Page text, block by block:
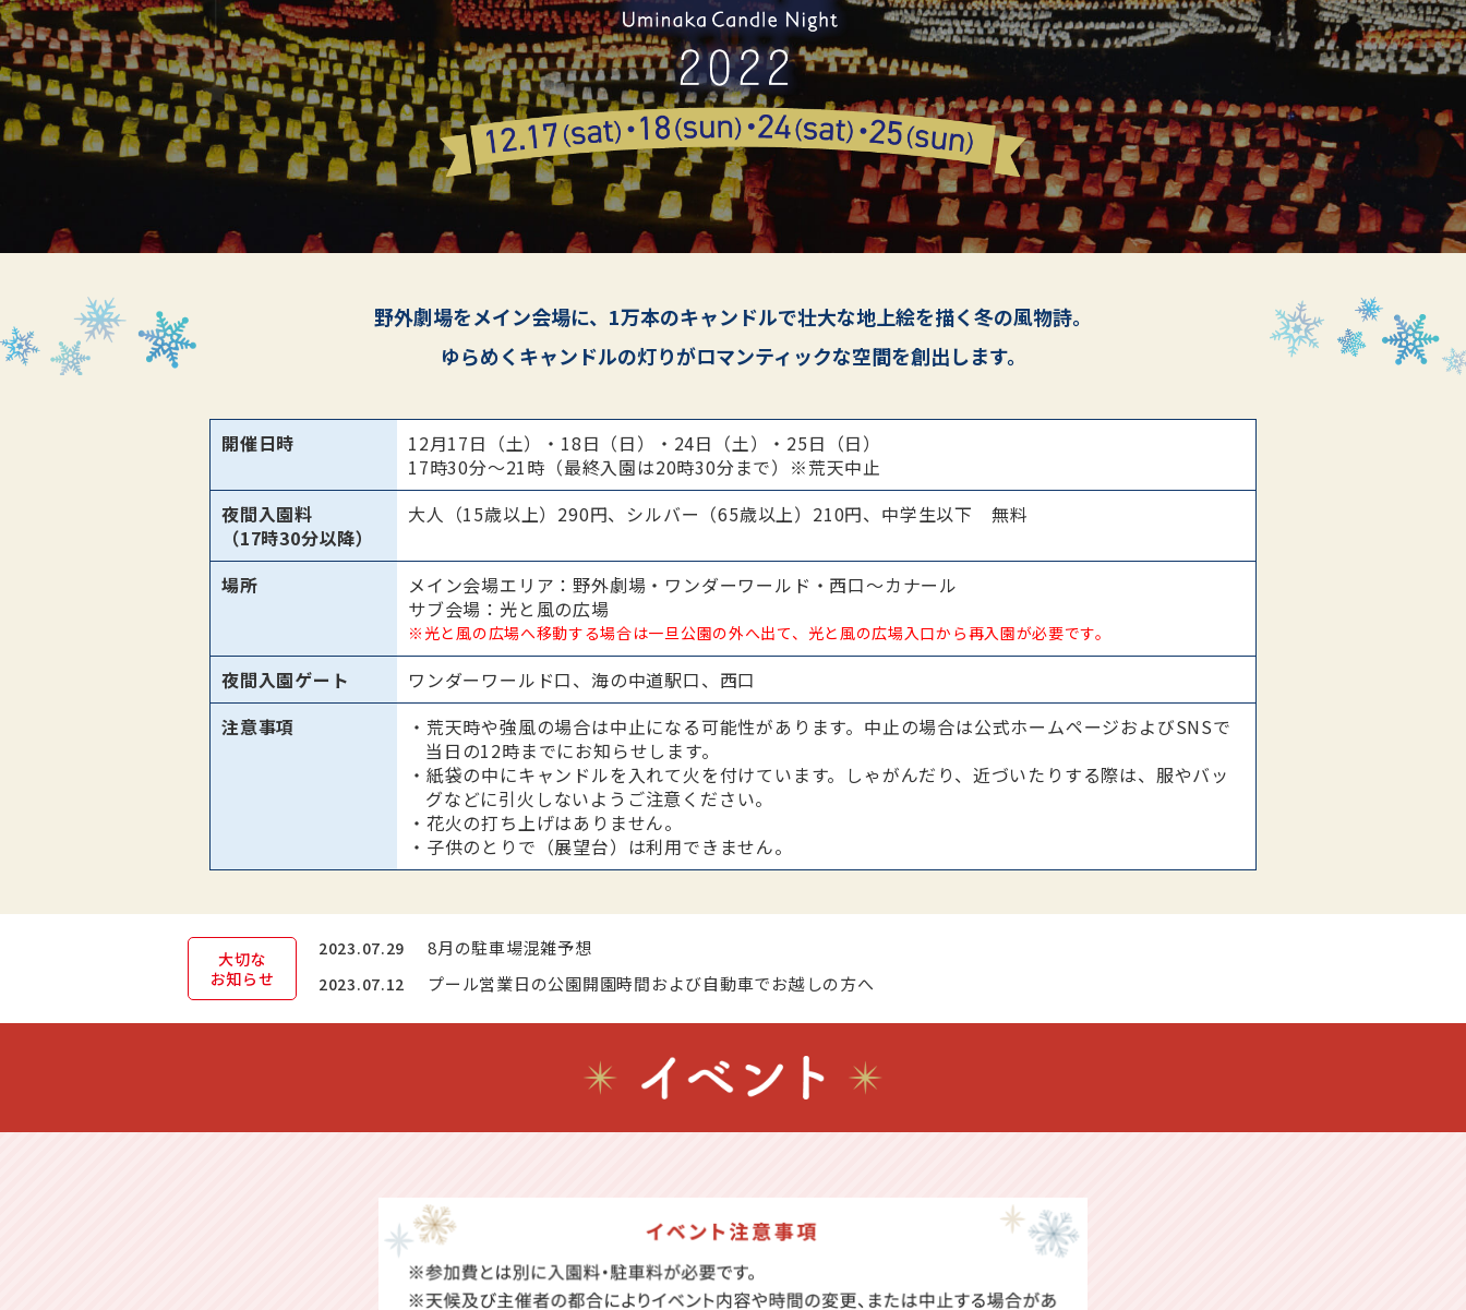
野外劇場をメイン会場に、 1万本のキャンドルで壮大な地上絵を描く冬の風物詩。
ゆらめくキャンドルの灯りがロマンティックな空間を創出します。
開催日時
12月17日（土）・18日（日）・24日（土）・25日（日）
17時30分～21時（最終入園は20時30分まで）※荒天中止
夜間入園料
（17時30分以降）
大人（15歳以上）290円、シルバー（65歳以上）210円、中学生以下 無料
場所
メイン会場エリア：野外劇場・ワンダーワールド・西口～カナール
サブ会場：光と風の広場
※光と風の広場へ移動する場合は一旦公園の外へ出て、光と風の広場入口から再入園が必要です。
夜間入園ゲート
ワンダーワールド口、海の中道駅口、西口
注意事項
・荒天時や強風の場合は中止になる可能性があります。中止の場合は公式ホームページおよびSNSで
当日の12時までにお知らせします。
・紙袋の中にキャンドルを入れて火を付けています。しゃがんだり、近づいたりする際は、服やバッ
グなどに引火しないようご注意ください。
・花火の打ち上げはありません。
・子供のとりで（展望台）は利用できません。
大切な
お知らせ
2023.07.29 8月の駐車場混雑予想
2023.07.12 プール営業日の公園開園時間および自動車でお越しの方へ
2023.02.01 公園入口変更のお知らせ